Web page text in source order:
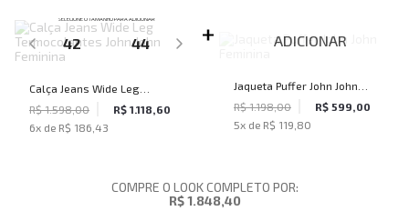
SELECIONE O TAMANHO PARA ADICIONAR
42 44
Calça Jeans Wide Leg
Termocolantes John John
Feminina
R$ 1.598,00
R$ 1.118,60
6x de R$ 186,43
ADICIONAR
Jaqueta Puffer John John
Feminina
R$ 1.198,00
R$ 599,00
5x de R$ 119,80
COMPRE O LOOK COMPLETO POR:
R$ 1.848,40